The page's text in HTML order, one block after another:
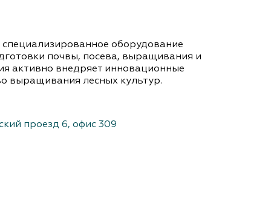
оборудование
почвы, посева, выращивания и
активно внедряет инновационные
выращивания лесных культур.
проезд 6, офис 309